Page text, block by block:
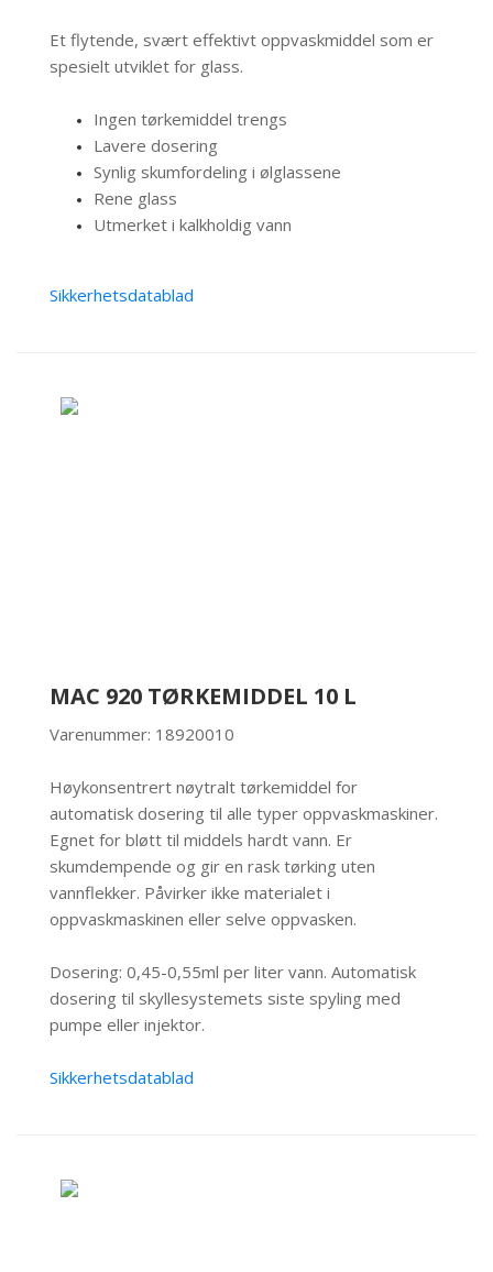
Et flytende, svært effektivt oppvaskmiddel som er
spesielt utviklet for glass.
Ingen tørkemiddel trengs
Lavere dosering
Synlig skumfordeling i ølglassene
Rene glass
Utmerket i kalkholdig vann
Sikkerhetsdatablad
MAC 920 TØRKEMIDDEL 10 L
Varenummer: 18920010
Høykonsentrert nøytralt tørkemiddel for
automatisk dosering til alle typer oppvaskmaskiner.
Egnet for bløtt til middels hardt vann. Er
skumdempende og gir en rask tørking uten
vannflekker. Påvirker ikke materialet i
oppvaskmaskinen eller selve oppvasken.
Dosering: 0,45-0,55ml per liter vann. Automatisk
dosering til skyllesystemets siste spyling med
pumpe eller injektor.
Sikkerhetsdatablad